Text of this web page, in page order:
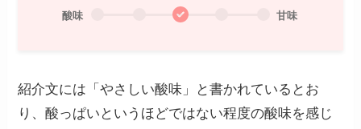
酸味 甘味
紹介文には「やさしい酸味」と書かれているとお
り、酸っぱいというほどではない程度の酸味を感じ